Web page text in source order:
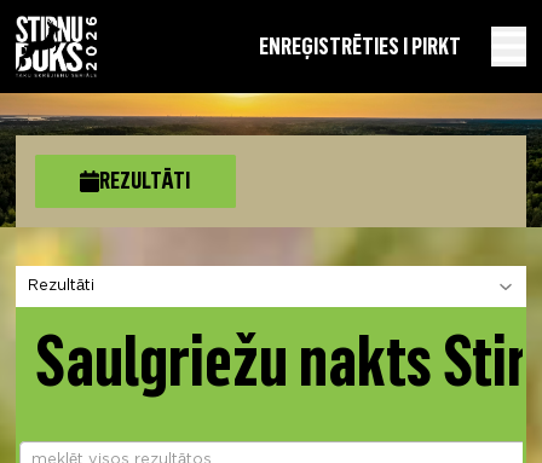
ENREĢISTRĒTIES I PIRKT
REZULTĀTI
Izvēlies sadaļu
Saulgriežu nakts